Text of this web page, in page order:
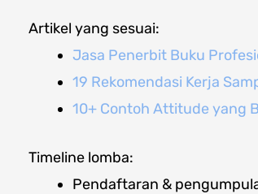
Artikel yang sesuai:
Jasa Penerbit Buku
19 Rekomendasi Kerja
10+ Contoh Attitude yang
Timeline lomba:
Pendaftaran &